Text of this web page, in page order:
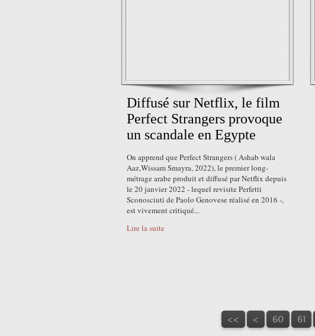
Diffusé sur Netflix, le film
Perfect Strangers provoque
un scandale en Egypte
On apprend que Perfect Strangers ( Ashab wala
Aaz,Wissam Smayra, 2022), le premier long-
métrage arabe produit et diffusé par Netflix depuis
le 20 janvier 2022 - lequel revisite Perfetti
Sconosciuti de Paolo Genovese réalisé en 2016 -,
est vivement critiqué...
Lire la suite
<< < 10
20
30
40
50
60 61